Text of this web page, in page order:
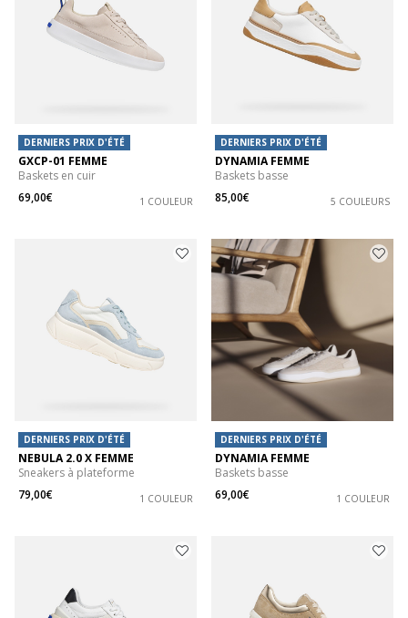
DERNIERS PRIX D'ÉTÉ
GXCP-01 FEMME
Baskets en cuir
69,00€
1 COULEUR
DERNIERS PRIX D'ÉTÉ
DYNAMIA FEMME
Baskets basse
85,00€
5 COULEURS
DERNIERS PRIX D'ÉTÉ
NEBULA 2.0 X FEMME
Sneakers à plateforme
79,00€
1 COULEUR
DERNIERS PRIX D'ÉTÉ
DYNAMIA FEMME
Baskets basse
69,00€
1 COULEUR